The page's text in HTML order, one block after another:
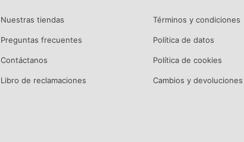
Nuestras tiendas
Preguntas frecuentes
Contáctanos
Libro de reclamaciones
Términos y condiciones
Política de datos
Política de cookies
Cambios y devoluciones